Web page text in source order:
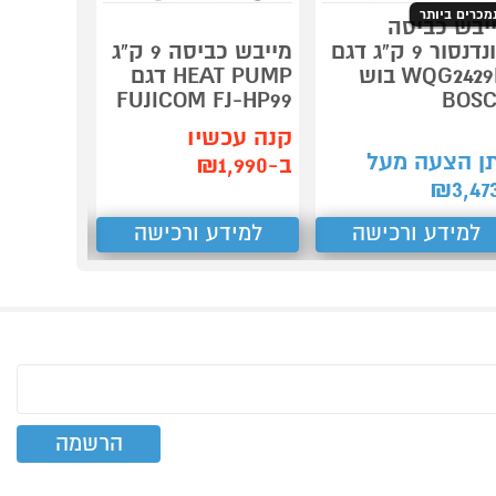
ביותר
כביסה
קונדנסור 9 ק"ג דגם
WQG2429IL בוש
הצעה מעל
₪
למידע ורכישה
מייבש כביסה 9 ק"ג
HEAT PUMP דגם
FUJICOM FJ-HP99
קנה עכשיו
ב-₪1,990
למידע ורכישה